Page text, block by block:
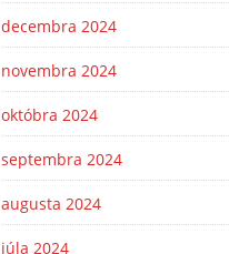
decembra 2024
novembra 2024
októbra 2024
septembra 2024
augusta 2024
júla 2024